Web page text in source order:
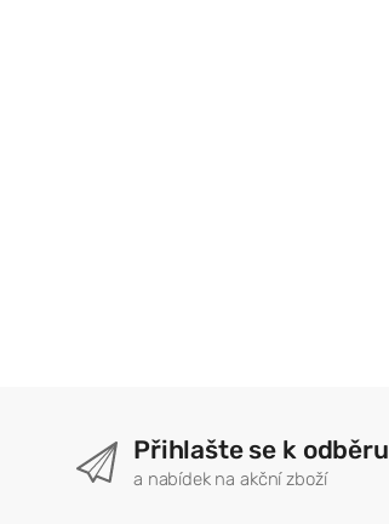
Přihlašte se k
a nabídek na akční zboží